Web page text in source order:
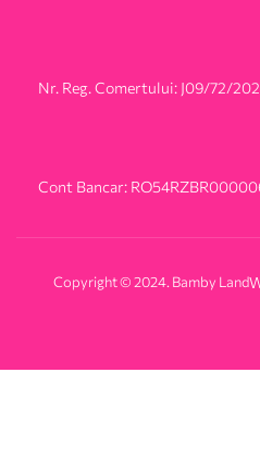
Nr. Reg. Comertului: J09/72/
Cont Bancar:
Copyright © 2024. Bamby Land